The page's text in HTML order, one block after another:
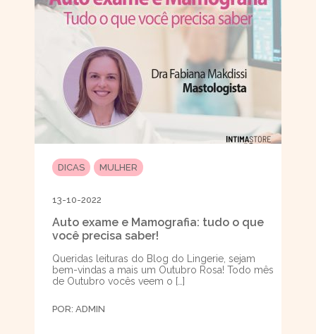
DICAS MULHER
13-10-2022
Auto exame e Mamografia: tudo o que
você precisa saber!
Queridas leituras do Blog do Lingerie, sejam
bem-vindas a mais um Outubro Rosa! Todo mês
de Outubro vocês veem o […]
POR: ADMIN